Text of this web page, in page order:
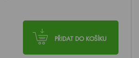
PŘIDAT DO KOŠÍKU